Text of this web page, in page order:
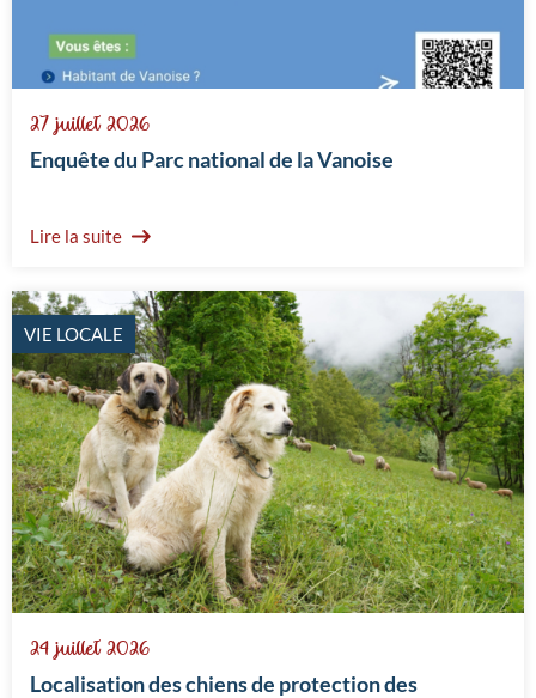
27 juillet 2026
Enquête du Parc national de la Vanoise
Lire la suite
VIE LOCALE
24 juillet 2026
Localisation des chiens de protection des